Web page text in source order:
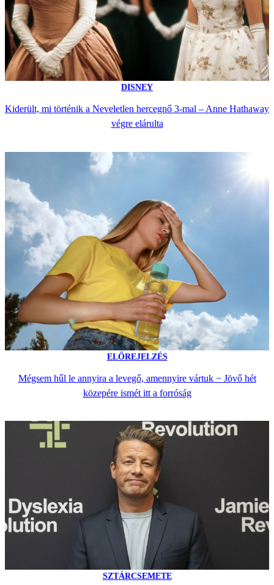
DISNEY
Kiderült, mi történik a Neveletlen hercegnő 3-mal – Anne Hathaway
végre elárulta
ELŐREJELZÉS
Mégsem hűl le annyira a levegő, amennyire vártuk − Jövő hét
közepére ismét itt a forróság
SZTÁRCSEMETE